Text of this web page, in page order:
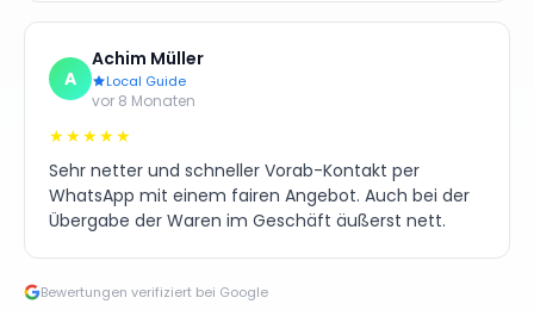
A
Achim Müller
Local Guide
vor 8 Monaten
★★★★★
Sehr netter und schneller Vorab-Kontakt per
WhatsApp mit einem fairen Angebot. Auch bei der
Übergabe der Waren im Geschäft äußerst nett.
Bewertungen verifiziert bei Google